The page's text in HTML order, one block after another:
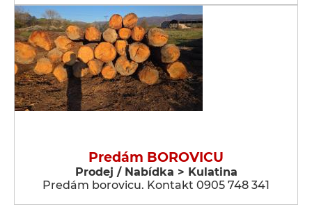
Predám BOROVICU
Prodej / Nabídka > Kulatina
Predám borovicu. Kontakt 0905 748 341